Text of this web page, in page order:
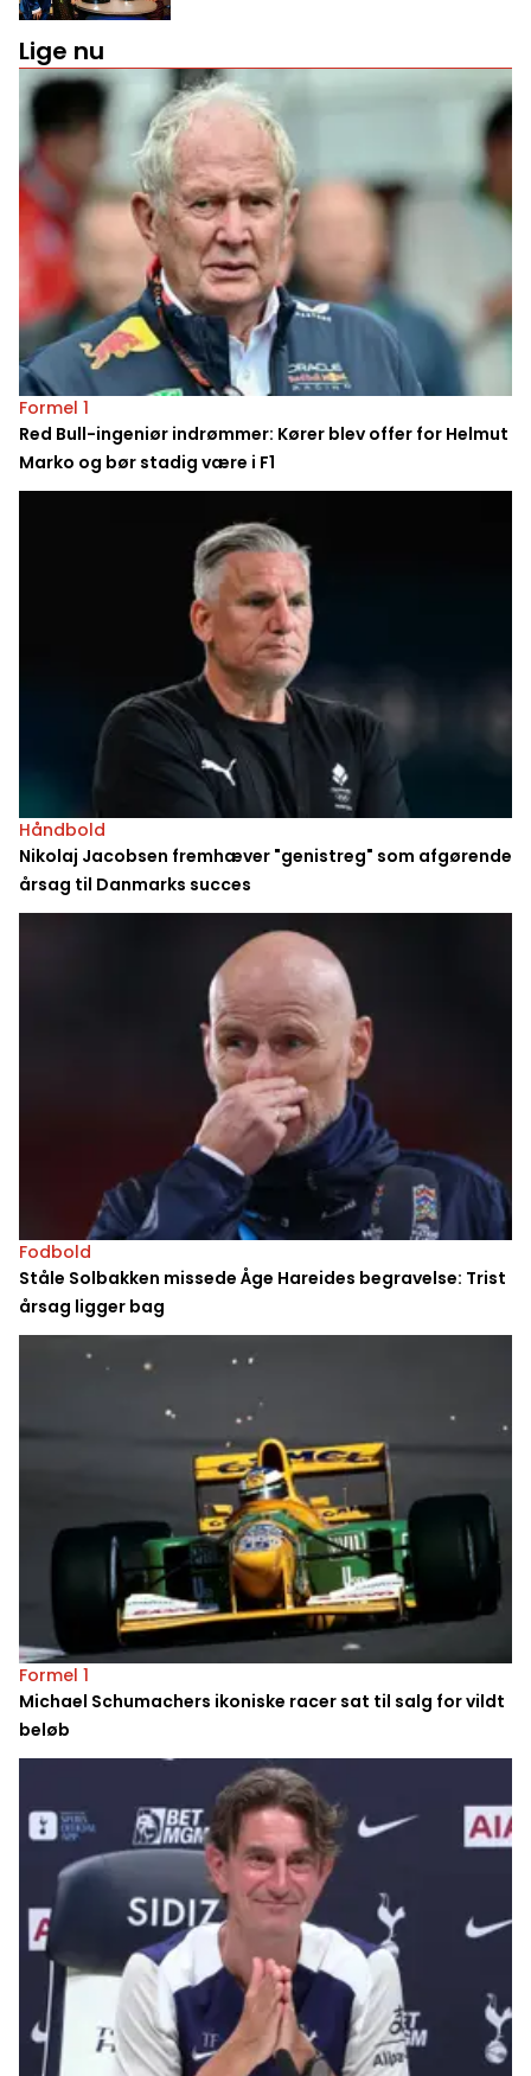
Lige nu
Formel 1
Red Bull-ingeniør indrømmer: Kører blev offer for Helmut
Marko og bør stadig være i F1
Håndbold
Nikolaj Jacobsen fremhæver "genistreg" som afgørende
årsag til Danmarks succes
Fodbold
Ståle Solbakken missede Åge Hareides begravelse: Trist
årsag ligger bag
Formel 1
Michael Schumachers ikoniske racer sat til salg for vildt
beløb